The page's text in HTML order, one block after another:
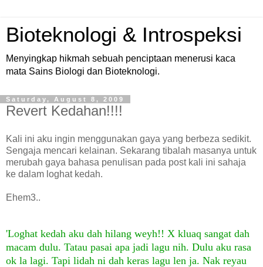
Bioteknologi & Introspeksi
Menyingkap hikmah sebuah penciptaan menerusi kaca
mata Sains Biologi dan Bioteknologi.
Saturday, August 8, 2009
Revert Kedahan!!!!
Kali ini aku ingin menggunakan gaya yang berbeza sedikit.
Sengaja mencari kelainan. Sekarang tibalah masanya untuk
merubah gaya bahasa penulisan pada post kali ini sahaja
ke dalam loghat kedah.
Ehem3..
'Loghat kedah aku dah hilang weyh!! X kluaq sangat dah
macam dulu. Tatau pasai apa jadi lagu nih. Dulu aku rasa
ok la lagi. Tapi lidah ni dah keras lagu len ja. Nak reyau